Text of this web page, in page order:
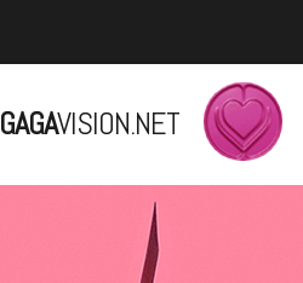
GAGAVISION.NET